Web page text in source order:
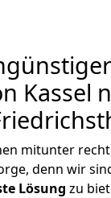
Kassel
mitunter
denn wir
Lösung zu